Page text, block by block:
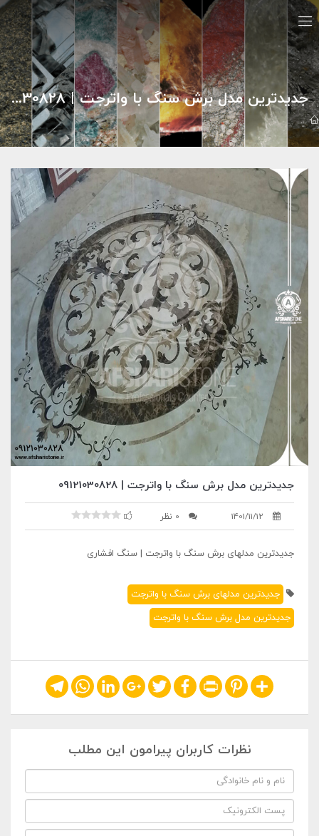
جدیدترین مدل برش سنگ با واترجت | 09121030828
گالري تصاوير واترجت جدیدترین مدل برش سنگ با واترجت | 09121030828
جدیدترین مدل برش سنگ با واترجت | 09121030828
1401/11/12 0 نظر
جدیدترین مدلهای برش سنگ با واترجت | سنگ افشاری
جدیدترین مدلهای برش سنگ با واترجت
جدیدترین مدل برش سنگ با واترجت
Share
Pinterest
Print
Facebook
Twitter
Google+
LinkedIn
WhatsApp
Telegram
نظرات کاربران پیرامون این مطلب